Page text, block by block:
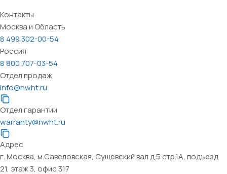
Контакты
Москва и Область
8 499 302-00-54
Россия
8 800 707-03-54
Отдел продаж
info@nwht.ru
Отдел гарантии
warranty@nwht.ru
Адрес
г. Москва, м.Савеловская, Сущевский вал д.5 стр.1А, подъезд
21, этаж 3, офис 317